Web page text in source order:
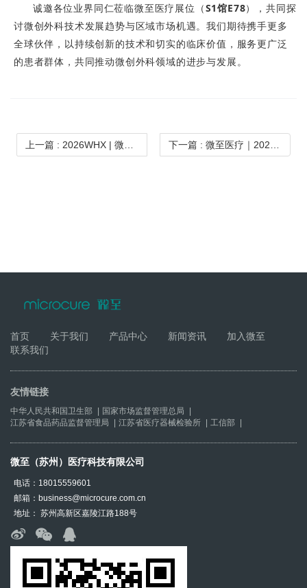
诚邀各位业界同仁莅临微至医疗展位（S1馆E78），共同探
讨微创外科技术发展趋势与区域市场机遇。我们期待携手更多
全球伙伴，以持续创新的技术和切实的临床价值，服务更广泛
的患者群体，共同推动微创外科领域的进步与发展。
上一篇 : 2026WHX | 微至与您相约迪拜 下一篇 : 微至医疗｜2026迪拜WHX医疗展圆满收官
首页 关于我们 产品中心 新闻资讯
加入微至
联系我们
友情链接
中华人民共和国卫生部 | 国家市场监督管理总局
|
江苏省食品药品监督管理局
| 江苏省医疗器械检验所 | 工信部 |
微至（苏州）医疗科技有限公司
电话：18015559601
邮箱：business@microcure.com.cn
地址： 苏州高新区嘉陵江路188号